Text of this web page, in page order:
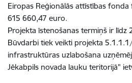
Eiropas Reģionālās attīstības
615 660,47 euro.
Projekta īstenošanas termiņš ir līdz
Būvdarbi tiek veikti projekta
infrastruktūras uzlabošana
Jēkabpils novada lauku teritorijā"